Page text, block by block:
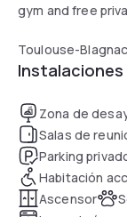
gym and free
Toulouse-
Zona de
Salas de
Parking
Habitación
Ascensor